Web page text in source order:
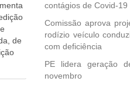
de
é
de
contágios de Covid-19
Comissão aprova
rodízio veículo
com deficiência
PE lidera geração
novembro